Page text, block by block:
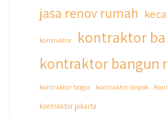
jasa renov rumah
kontraktor
kontraktor
kontraktor bangun
kontraktor bogor kontraktor depok
kontraktor jakarta